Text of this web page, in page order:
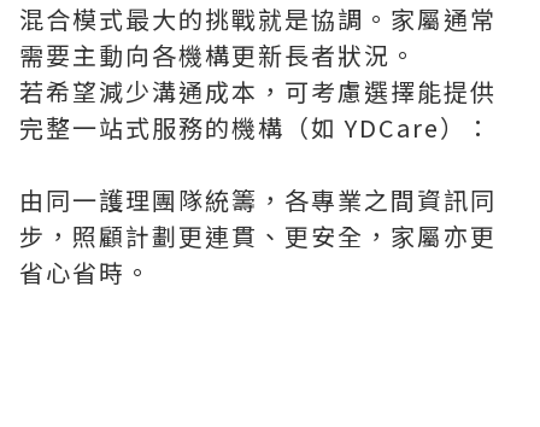
混合模式最大的挑戰就是協調。家屬通常
需要主動向各機構更新長者狀況。
若希望減少溝通成本，可考慮選擇能提供
完整一站式服務的機構（如 YDCare）：
由同一護理團隊統籌，各專業之間資訊同
步，照顧計劃更連貫、更安全，家屬亦更
省心省時。